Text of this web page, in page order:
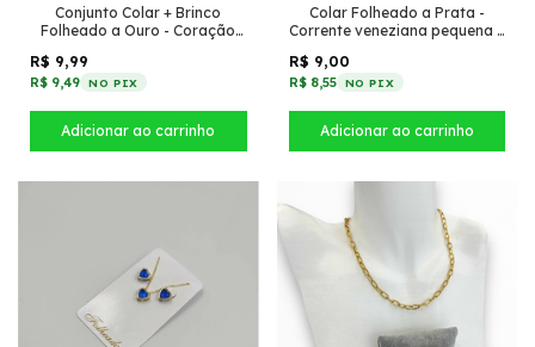
Conjunto Colar + Brinco
Folheado a Ouro - Coração
R$ 9,99
R$ 9,49 NO PIX
Colar Folheado a Prata -
Corrente veneziana pequena +
R$ 9,00
R$ 8,55 NO PIX